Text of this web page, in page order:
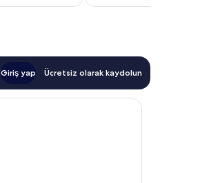
Giriş yap Ücretsiz olarak kaydolun